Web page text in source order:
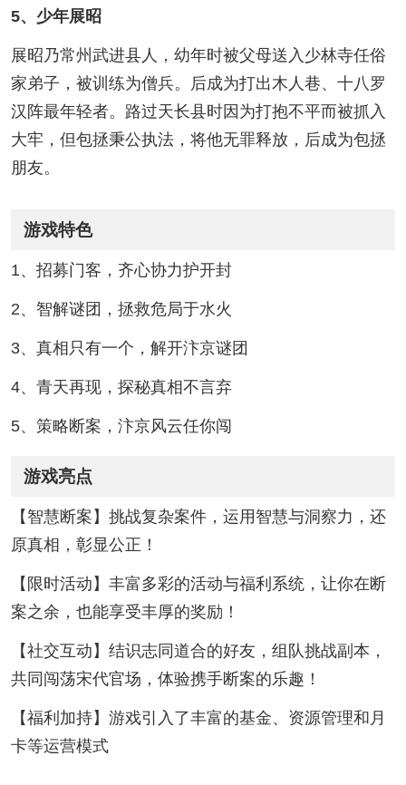
5、少年展昭
展昭乃常州武进县人，幼年时被父母送入少林寺任俗
家弟子，被训练为僧兵。后成为打出木人巷、十八罗
汉阵最年轻者。路过天长县时因为打抱不平而被抓入
大牢，但包拯秉公执法，将他无罪释放，后成为包拯
朋友。
游戏特色
1、招募门客，齐心协力护开封
2、智解谜团，拯救危局于水火
3、真相只有一个，解开汴京谜团
4、青天再现，探秘真相不言弃
5、策略断案，汴京风云任你闯
游戏亮点
【智慧断案】挑战复杂案件，运用智慧与洞察力，还
原真相，彰显公正！
【限时活动】丰富多彩的活动与福利系统，让你在断
案之余，也能享受丰厚的奖励！
【社交互动】结识志同道合的好友，组队挑战副本，
共同闯荡宋代官场，体验携手断案的乐趣！
【福利加持】游戏引入了丰富的基金、资源管理和月
卡等运营模式